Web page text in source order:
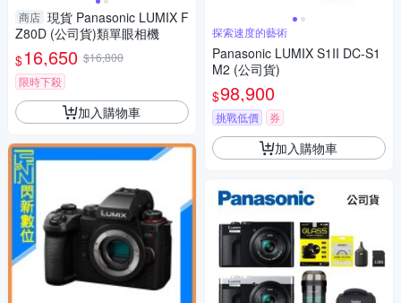
商店 現貨 Panasonic LUMIX F
Z80D (公司貨)類單眼相機
$16,650 $16,800
限時下殺
加入購物車
探索速度的藝術
Panasonic LUMIX S1II DC-S1
M2 (公司貨)
$98,900
挑戰低價 券
加入購物車